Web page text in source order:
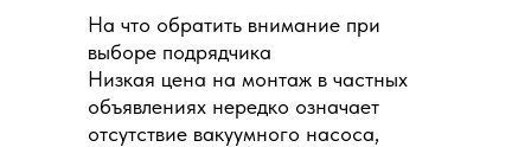
На что обратить внимание при
выборе подрядчика
Низкая цена на монтаж в частных
объявлениях нередко означает
отсутствие вакуумного насоса,